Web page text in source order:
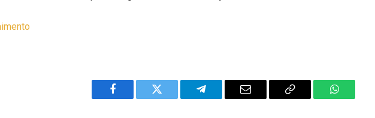
Facebook Twitter Telegram Email
Copy
WhatsApp